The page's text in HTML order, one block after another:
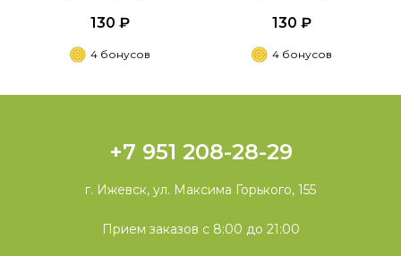
130 ₽
4 бонусов
130 ₽
4 бонусов
+7 951 208-28-29
г. Ижевск, ул. Максима Горького, 155
Прием заказов с 8:00 до 21:00